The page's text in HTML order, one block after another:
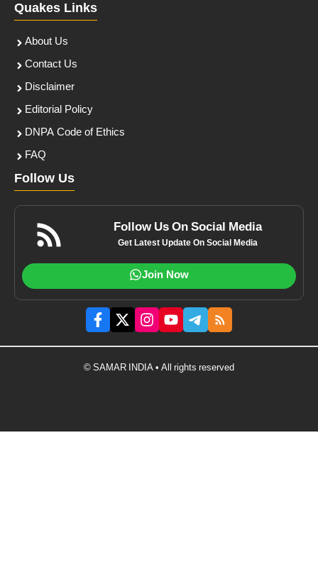
Quakes Links
About Us
Contact Us
Disclaimer
Editorial Policy
DNPA Code of Ethics
FAQ
Follow Us
Follow Us On Social Media
Get Latest Update On Social Media
Join Now
© SAMAR INDIA • All rights reserved